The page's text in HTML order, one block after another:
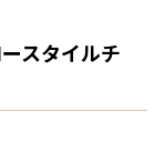
スタイルチ